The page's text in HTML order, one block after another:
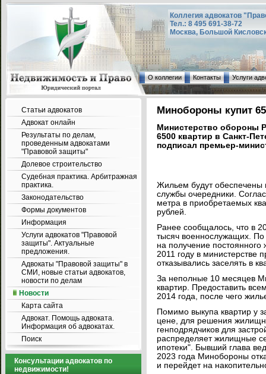
Коллегия адвокатов
Тел.: 8 495 691-38-72
Москва, Большой
О коллегии Контакты Услуги
Статьи адвокатов
Адвокат онлайн
Результаты по делам,
проведенным адвокатами
"Правовой защиты"
Долевое строительство
Судебная практика. Арбитражная
практика.
Законодательство
Формы документов
Информация
Услуги адвокатов "Правовой
защиты". Актуальные
предложения.
Адвокаты "Правовой защиты" в
СМИ, новые статьи адвокатов,
новости по делам
Новости
Карта сайта
Адвокат. Помощь адвоката.
Информация об адвокатах.
Поиск
Консультации адвокатов по
недвижимости!
Минобороны купит
Министерство обороны
6500 квартир в Санкт-
подписал премьер-
Жильем будут обеспечены
службы очередники.
метра в приобретаемых
рублей.
Ранее сообщалось, что в
тысяч военнослужащих. По
на получение
2011 году в министерстве
отказывались заселять в
За неполные 10 месяцев
квартир. Предоставить
2014 года, после чего
Помимо выкупа квартир у
цене, для решения
генподрядчиков для
распределяет жилищные
ипотеки". Бывший глава
2023 года Минобороны
и перейдет на